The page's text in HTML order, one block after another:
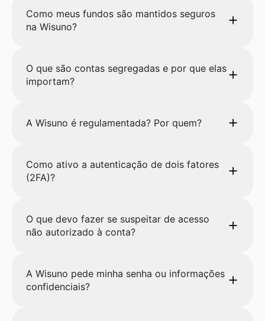
Como meus fundos são mantidos seguros
na Wisuno?
O que são contas segregadas e por que elas
importam?
A Wisuno é regulamentada? Por quem?
Como ativo a autenticação de dois fatores
(2FA)?
O que devo fazer se suspeitar de acesso
não autorizado à conta?
A Wisuno pede minha senha ou informações
confidenciais?